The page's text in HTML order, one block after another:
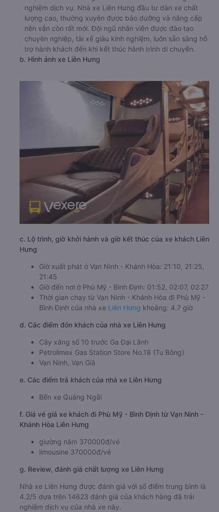
nghiệm dịch vụ. Nhà xe Liên Hưng đầu tư dàn xe chất
lượng cao, thường xuyên được bảo dưỡng và nâng cấp
nên vẫn còn rất mới. Đội ngũ nhân viên được đào tạo
chuyên nghiệp, tài xế giàu kinh nghiệm, luôn sẵn sàng hỗ
trợ hành khách đến khi kết thúc hành trình di chuyển.
b. Hình ảnh xe Liên Hưng
c. Lộ trình, giờ khởi hành và giờ kết thúc của xe khách Liên
Hưng
Giờ xuất phát ở Vạn Ninh - Khánh Hòa: 21:10, 21:25,
21:45
Giờ đến nơi ở Phù Mỹ - Bình Định: 01:52, 02:07, 02:27
Thời gian chạy từ Vạn Ninh - Khánh Hòa đi Phù Mỹ -
Bình Định của nhà xe Liên Hưng khoảng: 4.7 giờ
d. Các điểm đón khách của nhà xe Liên Hưng
Cây xăng số 10 trước Ga Đại Lãnh
Petrolimex Gas Station Store No.18 (Tu Bông)
Vạn Ninh, Vạn Giã
e. Các điểm trả khách của nhà xe Liên Hưng
Bến xe Quảng Ngãi
f. Giá vé giá xe khách đi Phù Mỹ - Bình Định từ Vạn Ninh -
Khánh Hòa Liên Hưng
giường nằm 370000đ/vé
limousine 370000đ/vé
g. Review, đánh giá chất lượng xe Liên Hưng
Nhà xe Liên Hưng được đánh giá với số điểm trung bình là
4.2/5 dựa trên 14623 đánh giá của khách hàng đã trải
nghiệm dịch vụ của nhà xe này.